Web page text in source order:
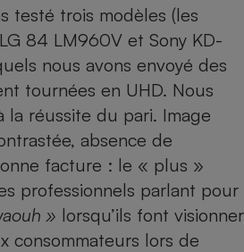
testé trois modèles (les
84 LM960V et Sony KD-
nous avons envoyé des
tournées en UHD. Nous
la réussite du pari. Image
absence de
facture : le « plus »
professionnels parlant pour
» lorsqu’ils font visionner
consommateurs lors de
Complément
alimentaire
bouteille
Assurance emprunteur
Banque
Petit électroménager -
Lave-linge
Téléviseur
Matelas
Antimoustique